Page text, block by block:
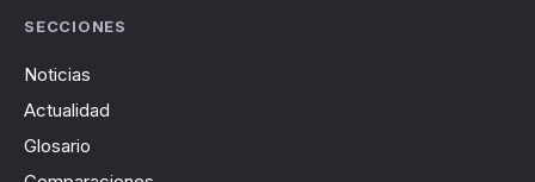
SECCIONES
Noticias
Actualidad
Glosario